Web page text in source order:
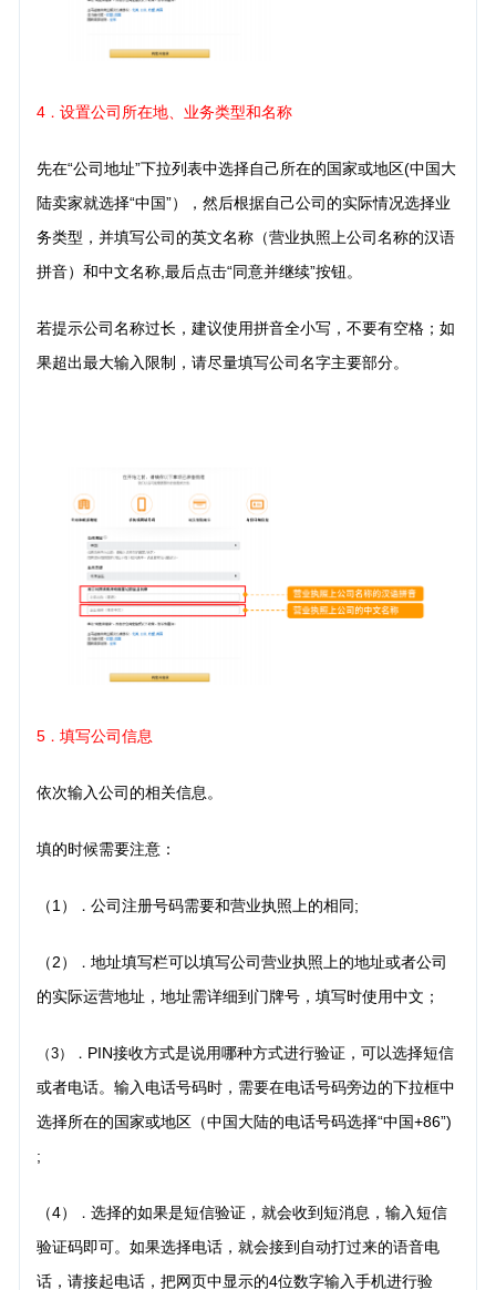
4 ． 设置公司所在地、业务类型和名称
先在“公司地址”下拉列表中选择自己所在的国家或地区(中国大
陆卖家就选择“中国”），然后根据自己公司的实际情况选择业
务类型，并填写公司的英文名称（营业执照上公司名称的汉语
拼音）和中文名称,最后点击“同意并继续”按钮。
若提示公司名称过长，建议使用拼音全小写，不要有空格；如
果超出最大输入限制，请尽量填写公司名字主要部分。
5 ． 填写公司信息
依次输入公司的相关信息。
填的时候需要注意：
（1） ． 公司注册号码需要和营业执照上的相同;
（2） ． 地址填写栏可以填写公司营业执照上的地址或者公司
的实际运营地址，地址需详细到门牌号，填写时使用中文；
（3）． PIN接收方式是说用哪种方式进行验证，可以选择短信
或者电话。输入电话号码时，需要在电话号码旁边的下拉框中
选择所在的国家或地区（中国大陆的电话号码选择“中国+86”)
;
（4） ． 选择的如果是短信验证，就会收到短消息，输入短信
验证码即可。如果选择电话，就会接到自动打过来的语音电
话，请接起电话，把网页中显示的4位数字输入手机进行验